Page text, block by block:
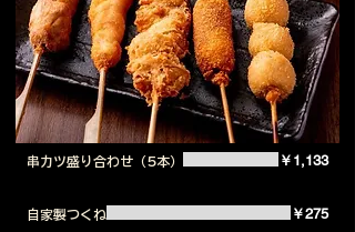
串カツ盛り合わせ（5本） ￥1,133
自家製つくね ￥275